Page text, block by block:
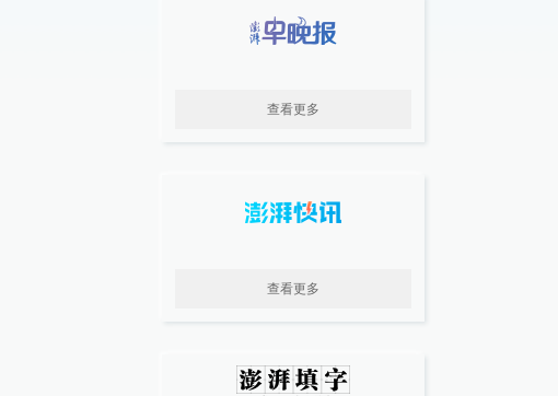
查看更多
查看更多